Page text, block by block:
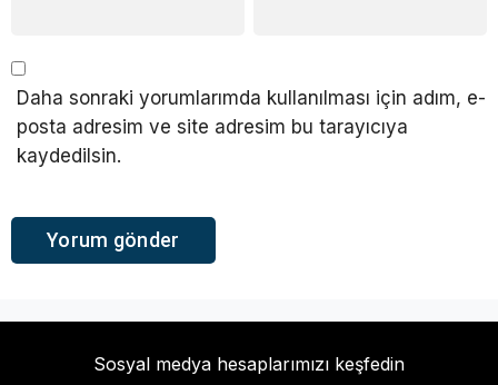
Daha sonraki yorumlarımda kullanılması için adım, e-
posta adresim ve site adresim bu tarayıcıya
kaydedilsin.
Sosyal medya hesaplarımızı keşfedin